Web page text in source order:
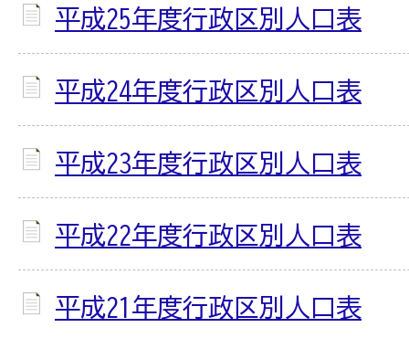
平成25年度行政区別人口表
平成24年度行政区別人口表
平成23年度行政区別人口表
平成22年度行政区別人口表
平成21年度行政区別人口表